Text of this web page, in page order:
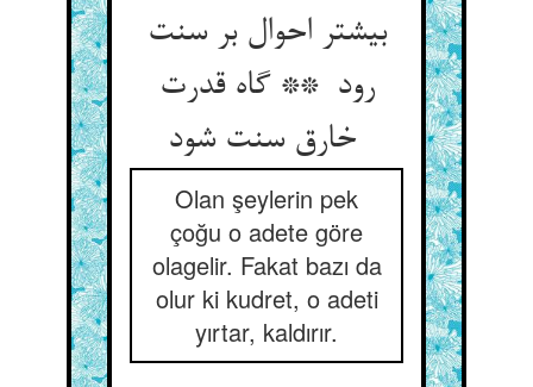
بیشتر احوال بر سنت
رود ** گاه قدرت
Olan şeylerin pek
çoğu o adete göre
olagelir. Fakat bazı da
olur ki kudret, o adeti
yırtar, kaldırır.